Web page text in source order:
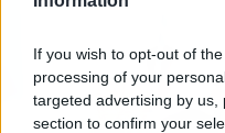
If you wish to opt-out of
processing of your
targeted advertising by
section to confirm your